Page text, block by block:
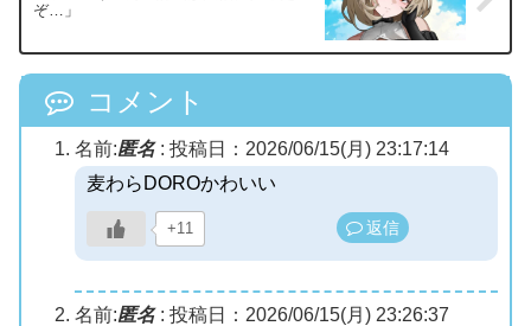
ぞ…」
コメント
名前:匿名: 投稿日：2026/06/15(月) 23:17:14
麦わらDOROかわいい
+11 返信
名前:匿名: 投稿日：2026/06/15(月) 23:26:37